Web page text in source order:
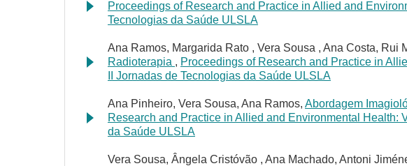
Proceedings of Research and Practice in Allied and
Tecnologias da Saúde ULSLA
Ana Ramos, Margarida Rato , Vera Sousa , Ana Costa, Rui
Radioterapia , Proceedings of Research and Practice in
II Jornadas de Tecnologias da Saúde ULSLA
Ana Pinheiro, Vera Sousa, Ana Ramos, Abordagem
Research and Practice in Allied and Environmental Health:
da Saúde ULSLA
Vera Sousa, Ângela Cristóvão , Ana Machado, Antoni